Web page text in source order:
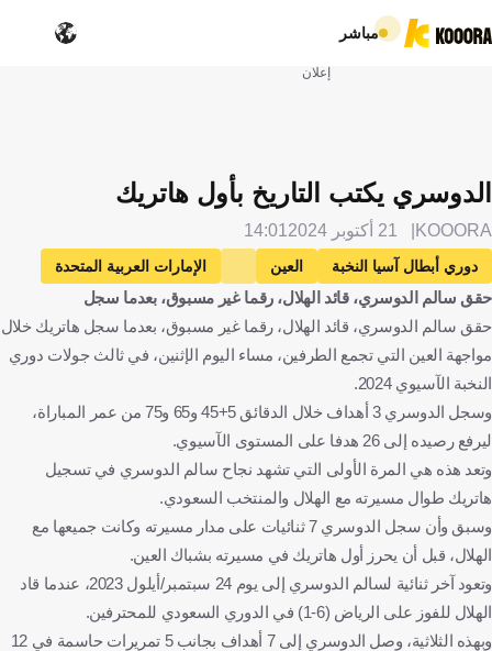
مباشر
إعلان
الدوسري يكتب التاريخ بأول هاتريك
KOOORA 21 أكتوبر 2024 14:01
دوري أبطال آسيا النخبة العين
الإمارات العربية المتحدة
الهلال
المملكة العربية السعودية سالم الدوسري
حقق سالم الدوسري، قائد الهلال، رقما غير مسبوق، بعدما سجل
حقق سالم الدوسري، قائد الهلال، رقما غير مسبوق، بعدما سجل هاتريك خلال
مواجهة العين التي تجمع الطرفين، مساء اليوم الإثنين، في ثالث جولات دوري
النخبة الآسيوي 2024.
وسجل الدوسري 3 أهداف خلال الدقائق 5+45 و65 و75 من عمر المباراة،
ليرفع رصيده إلى 26 هدفا على المستوى الآسيوي.
وتعد هذه هي المرة الأولى التي تشهد نجاح سالم الدوسري في تسجيل
هاتريك طوال مسيرته مع الهلال والمنتخب السعودي.
وسبق وأن سجل الدوسري 7 ثنائيات على مدار مسيرته وكانت جميعها مع
الهلال، قبل أن يحرز أول هاتريك في مسيرته بشباك العين.
وتعود آخر ثنائية لسالم الدوسري إلى يوم 24 سبتمبر/أيلول 2023، عندما قاد
الهلال للفوز على الرياض (6-1) في الدوري السعودي للمحترفين.
وبهذه الثلاثية، وصل الدوسري إلى 7 أهداف بجانب 5 تمريرات حاسمة في 12